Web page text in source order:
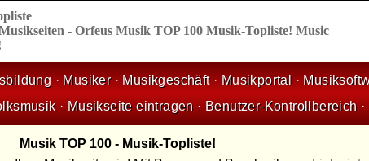
- Orfeus Musik TOP 100 Musik-Topliste! Music
· Musiker· Musikgeschäft· Musikportal ·
· Musikseite eintragen · Benutzer-Kontrollbereich ·
Musik TOP 100 - Musik-Topliste!